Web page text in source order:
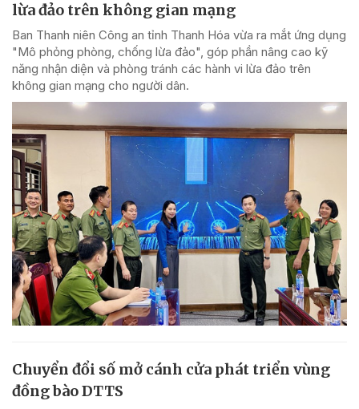
lừa đảo trên không gian mạng
Ban Thanh niên Công an tỉnh Thanh Hóa vừa ra mắt ứng dụng
"Mô phỏng phòng, chống lừa đảo", góp phần nâng cao kỹ
năng nhận diện và phòng tránh các hành vi lừa đảo trên
không gian mạng cho người dân.
Chuyển đổi số mở cánh cửa phát triển vùng
đồng bào DTTS